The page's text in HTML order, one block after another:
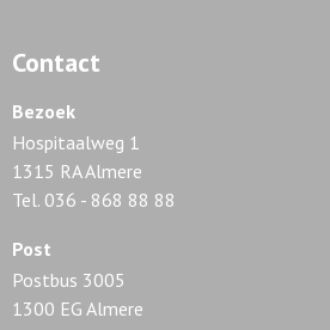
Contact
Bezoek
Hospitaalweg 1
1315 RA Almere
Tel. 036 - 868 88 88
Post
Postbus 3005
1300 EG Almere